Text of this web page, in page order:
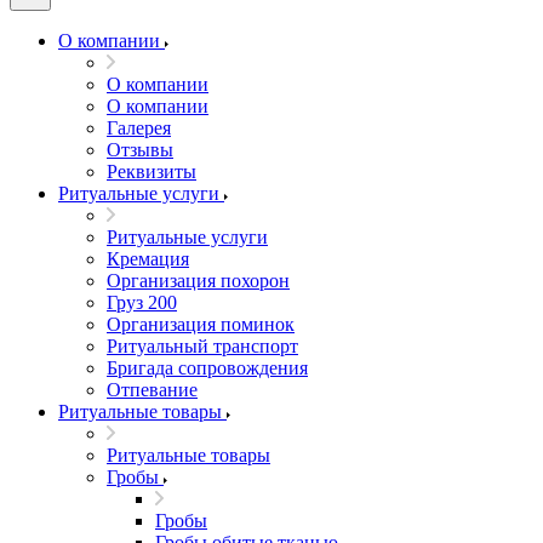
О компании
О компании
О компании
Галерея
Отзывы
Реквизиты
Ритуальные услуги
Ритуальные услуги
Кремация
Организация похорон
Груз 200
Организация поминок
Ритуальный транспорт
Бригада сопровождения
Отпевание
Ритуальные товары
Ритуальные товары
Гробы
Гробы